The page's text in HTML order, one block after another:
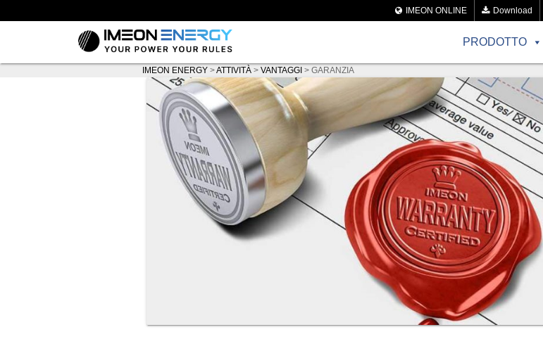
IMEON ONLINE Download
PRODOTTO
IMEON ENERGY >ATTIVITÀ > VANTAGGI > GARANZIA